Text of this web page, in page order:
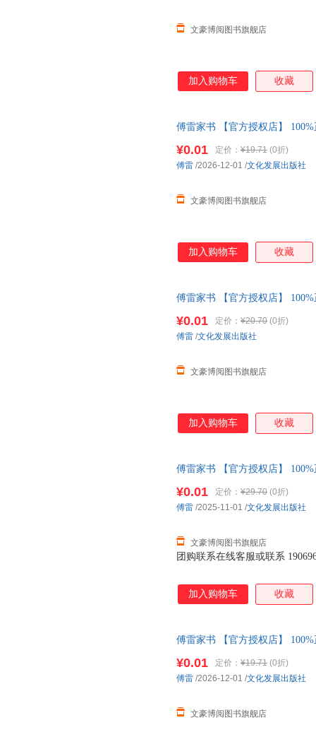
文豪博阅图书旗舰店
加入购物车 收藏
傅雷家书 【官方授权店】
¥0.01 定价： ¥19.71 (0折)
文豪博阅图书旗舰店
傅雷 /2026-12-01 /文化发展出版社
加入购物车 收藏
傅雷家书 【官方授权店】
¥0.01 定价： ¥20.70 (0折)
文豪博阅图书旗舰店
傅雷 /文化发展出版社
加入购物车 收藏
傅雷家书 【官方授权店】
团购联系在线客服或联系
¥0.01 定价： ¥29.70 (0折)
文豪博阅图书旗舰店
傅雷 /2025-11-01 /文化发展出版社
加入购物车 收藏
傅雷家书 【官方授权店】
¥0.01 定价： ¥19.71 (0折)
文豪博阅图书旗舰店
傅雷 /2026-12-01 /文化发展出版社